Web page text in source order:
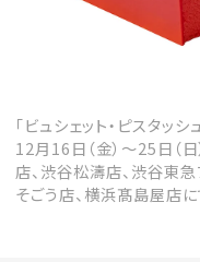
「ビュシェット・ピスタッ
12月16日（金）～25日（
店、渋谷松濤店、渋谷東
そごう店、横浜髙島屋店